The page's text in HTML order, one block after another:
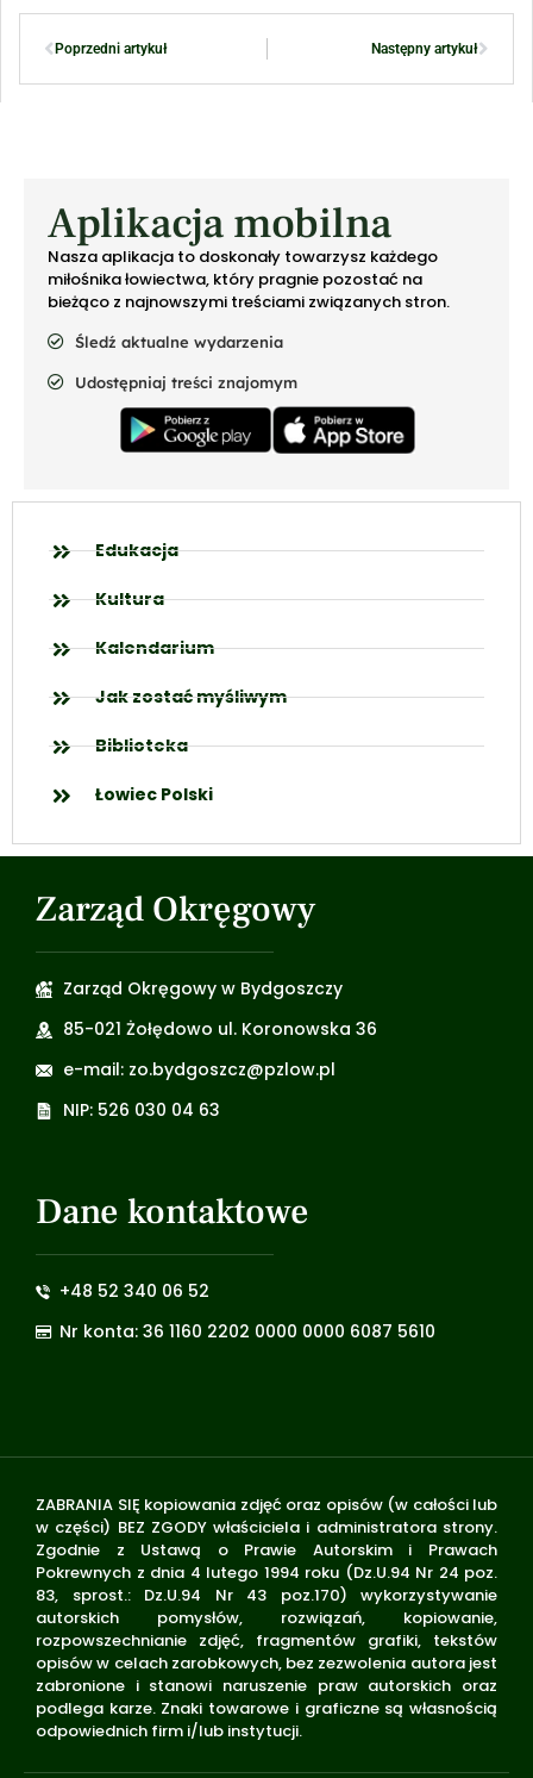
Poprzedni artykuł Następny artykuł
Aplikacja mobilna
Nasza aplikacja to doskonały towarzysz każdego
miłośnika łowiectwa, który pragnie pozostać na
bieżąco z najnowszymi treściami związanych stron.
Śledź aktualne wydarzenia
Udostępniaj treści znajomym
Edukacja
Kultura
Kalendarium
Jak zostać myśliwym
Biblioteka
Łowiec Polski
Zarząd Okręgowy
Zarząd Okręgowy w Bydgoszczy
85-021 Żołędowo ul. Koronowska 36
e-mail: zo.bydgoszcz@pzlow.pl
NIP: 526 030 04 63
Dane kontaktowe
+48 52 340 06 52
Nr konta: 36 1160 2202 0000 0000 6087 5610
ZABRANIA SIĘ kopiowania zdjęć oraz opisów (w całości lub
w części) BEZ ZGODY właściciela i administratora strony.
Zgodnie z Ustawą o Prawie Autorskim i Prawach
Pokrewnych z dnia 4 lutego 1994 roku (Dz.U.94 Nr 24 poz.
83, sprost.: Dz.U.94 Nr 43 poz.170) wykorzystywanie
autorskich pomysłów, rozwiązań, kopiowanie,
rozpowszechnianie zdjęć, fragmentów grafiki, tekstów
opisów w celach zarobkowych, bez zezwolenia autora jest
zabronione i stanowi naruszenie praw autorskich oraz
podlega karze. Znaki towarowe i graficzne są własnością
odpowiednich firm i/lub instytucji.